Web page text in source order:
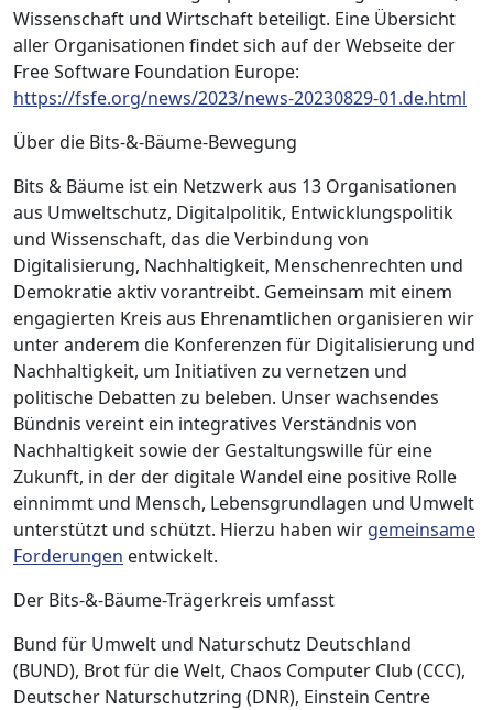
Wissenschaft und Wirtschaft beteiligt. Eine Übersicht
aller Organisationen findet sich auf der Webseite der
Free Software Foundation Europe:
https://fsfe.org/news/2023/news-20230829-01.de.html
Über die Bits-&-Bäume-Bewegung
Bits & Bäume ist ein Netzwerk aus 13 Organisationen
aus Umweltschutz, Digitalpolitik, Entwicklungspolitik
und Wissenschaft, das die Verbindung von
Digitalisierung, Nachhaltigkeit, Menschenrechten und
Demokratie aktiv vorantreibt. Gemeinsam mit einem
engagierten Kreis aus Ehrenamtlichen organisieren wir
unter anderem die Konferenzen für Digitalisierung und
Nachhaltigkeit, um Initiativen zu vernetzen und
politische Debatten zu beleben. Unser wachsendes
Bündnis vereint ein integratives Verständnis von
Nachhaltigkeit sowie der Gestaltungswille für eine
Zukunft, in der der digitale Wandel eine positive Rolle
einnimmt und Mensch, Lebensgrundlagen und Umwelt
unterstützt und schützt. Hierzu haben wir gemeinsame
Forderungen entwickelt.
Der Bits-&-Bäume-Trägerkreis umfasst
Bund für Umwelt und Naturschutz Deutschland
(BUND), Brot für die Welt, Chaos Computer Club (CCC),
Deutscher Naturschutzring (DNR), Einstein Centre